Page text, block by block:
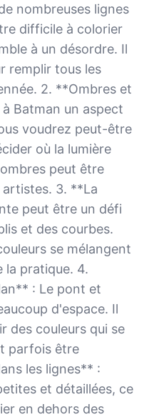
nombreuses lignes
difficile à colorier
à un désordre. Il
remplir tous les
2. **Ombres et
Batman un aspect
voudrez peut-être
où la lumière
peut être
artistes. 3. **La
peut être un défi
et des courbes.
se mélangent
la pratique. 4.
: Le pont et
d'espace. Il
des couleurs qui se
parfois être
les lignes** :
et détaillées, ce
en dehors des